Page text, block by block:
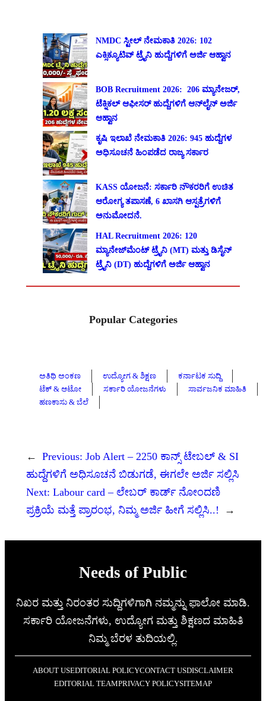
NMDC ಸ್ಟೀಲ್ ನೇಮಕಾತಿ 2026: 102
ಎಕ್ಸಿಕ್ಯೂಟಿವ್ ಟ್ರೈನಿ ಹುದ್ದೆಗಳಿಗೆ ಅರ್ಜಿ ಆಹ್ವಾನ
BOB Recruitment 2026: 206 ಮ್ಯಾನೇಜರ್,
ಟೆಕ್ನಿಕಲ್ ಆಫೀಸರ್ ಹುದ್ದೆಗಳಿಗೆ ಆನ್‌ಲೈನ್ ಅರ್ಜಿ
ಆಹ್ವಾನ
ಕೃಷಿ ಇಲಾಖೆ ನೇಮಕಾತಿ 2026: 945 ಹುದ್ದೆಗಳ
ಅಧಿಸೂಚನೆ ಹಿಂಪಡೆದ ರಾಜ್ಯ ಸರ್ಕಾರ
KASS ಯೋಜನೆ: ಸರ್ಕಾರಿ ನೌಕರರಿಗೆ ಉಚಿತ
ಆರೋಗ್ಯ ತಪಾಸಣೆ, 6 ಖಾಸಗಿ ಆಸ್ಪತ್ರೆಗಳಿಗೆ
ಅನುಮೋದನೆ.
HAL Recruitment 2026: 120
ಮ್ಯಾನೇಜ್‌ಮೆಂಟ್ ಟ್ರೈನಿ (MT) ಮತ್ತು ಡಿಸೈನ್
ಟ್ರೈನಿ (DT) ಹುದ್ದೆಗಳಿಗೆ ಅರ್ಜಿ ಆಹ್ವಾನ
Popular Categories
ಅತಿಥಿ ಅಂಕಣ ಉದ್ಯೋಗ & ಶಿಕ್ಷಣ
ಕರ್ನಾಟಕ ಸುದ್ದಿ
ಟೆಕ್ & ಆಟೋ
ಸರ್ಕಾರಿ ಯೋಜನೆಗಳು
ಸಾರ್ವಜನಿಕ ಮಾಹಿತಿ
ಹಣಕಾಸು & ಬೆಲೆ
← Previous: Job Alert – 2250 ಕಾನ್ಸ್ ಟೇಬಲ್ & SI
ಹುದ್ದೆಗಳಿಗೆ ಅಧಿಸೂಚನೆ ಬಿಡುಗಡೆ, ಈಗಲೇ ಅರ್ಜಿ ಸಲ್ಲಿಸಿ
Next: Labour card – ಲೇಬರ್ ಕಾರ್ಡ್ ನೋಂದಣಿ
ಪ್ರಕ್ರಿಯೆ ಮತ್ತೆ ಪ್ರಾರಂಭ, ನಿಮ್ಮ ಅರ್ಜಿ ಹೀಗೆ ಸಲ್ಲಿಸಿ..!
→
Needs of Public
ನಿಖರ ಮತ್ತು ನಿರಂತರ ಸುದ್ದಿಗಳಿಗಾಗಿ ನಮ್ಮನ್ನು ಫಾಲೋ ಮಾಡಿ.
ಸರ್ಕಾರಿ ಯೋಜನೆಗಳು, ಉದ್ಯೋಗ ಮತ್ತು ಶಿಕ್ಷಣದ ಮಾಹಿತಿ
ನಿಮ್ಮ ಬೆರಳ ತುದಿಯಲ್ಲಿ.
ABOUT USEDITORIAL POLICYCONTACT USDISCLAIMER
EDITORIAL TEAMPRIVACY POLICYSITEMAP